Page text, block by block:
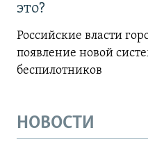
это?
Российские власти
появление новой
беспилотников
НОВОСТИ